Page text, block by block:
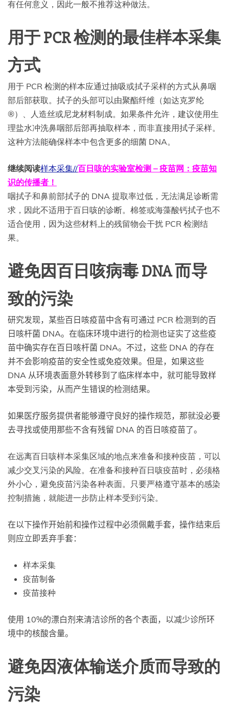
有任何意义，因此一般不推荐这种做法。
用于 PCR 检测的最佳样本采集
方式
用于 PCR 检测的样本应通过抽吸或拭子采样的方式从鼻咽
部后部获取。拭子的头部可以由聚酯纤维（如达克罗纶
®）、人造丝或尼龙材料制成。如果条件允许，建议使用生
理盐水冲洗鼻咽部后部再抽取样本，而非直接用拭子采样。
这种方法能确保样本中包含更多的细菌 DNA。
继续阅读样本采集//百日咳的实验室检测 – 疫苗网：疫苗知
识的传播者！
咽拭子和鼻前部拭子的 DNA 提取率过低，无法满足诊断需
求，因此不适用于百日咳的诊断。棉签或海藻酸钙拭子也不
适合使用，因为这些材料上的残留物会干扰 PCR 检测结
果。
避免因百日咳病毒 DNA 而导
致的污染
研究发现，某些百日咳疫苗中含有可通过 PCR 检测到的百
日咳杆菌 DNA。在临床环境中进行的检测也证实了这些疫
苗中确实存在百日咳杆菌 DNA。不过，这些 DNA 的存在
并不会影响疫苗的安全性或免疫效果。但是，如果这些
DNA 从环境表面意外转移到了临床样本中，就可能导致样
本受到污染，从而产生错误的检测结果。
如果医疗服务提供者能够遵守良好的操作规范，那就没必要
去寻找或使用那些不含有残留 DNA 的百日咳疫苗了。
在远离百日咳样本采集区域的地点来准备和接种疫苗，可以
减少交叉污染的风险。在准备和接种百日咳疫苗时，必须格
外小心，避免疫苗污染各种表面。只要严格遵守基本的感染
控制措施，就能进一步防止样本受到污染。
在以下操作开始前和操作过程中必须佩戴手套，操作结束后
则应立即丢弃手套：
样本采集
疫苗制备
疫苗接种
使用 10%的漂白剂来清洁诊所的各个表面，以减少诊所环
境中的核酸含量。
避免因液体输送介质而导致的
污染